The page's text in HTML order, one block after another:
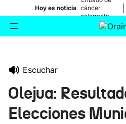
Hoy es noticia cáncer
colorrectal
Cultura
Escuchar
Olejua:
Elecciones